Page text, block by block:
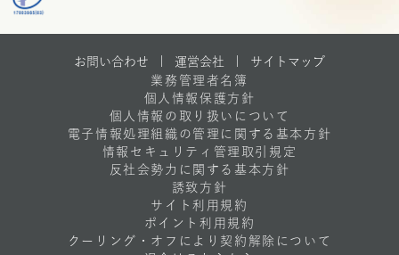
お問い合わせ | 運営会社
サイトマップ
業務管理者名簿
個人情報保護方針
個人情報の取り扱いについて
電子情報処理組織の管理に関する基本方針
情報セキュリティ管理取引規定
反社会勢力に関する基本方針
誘致方針
サイト利用規約
ポイント利用規約
クーリング・オフにより契約解除について